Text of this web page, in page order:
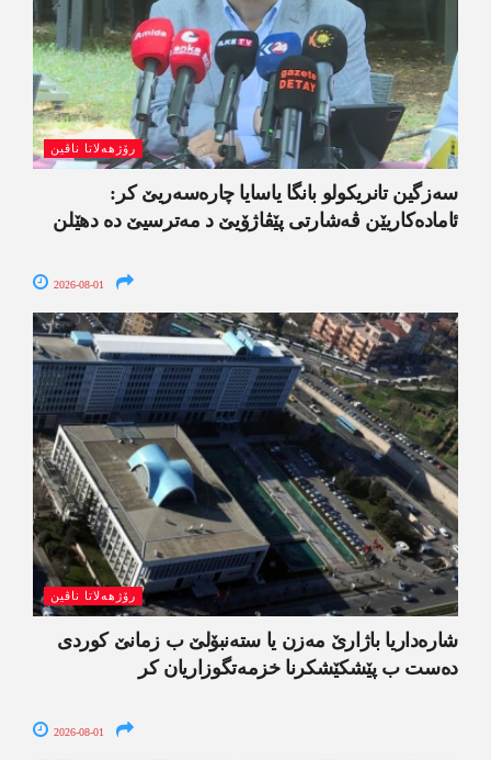
رۆژھەلاتا ناڤین
سەزگین تانریکولو بانگا یاسایا چارەسەریێ کر:
ئامادەکاریێن ڤەشارتی پێڤاژۆیێ د مەترسیێ دە دھێلن
2026-08-01
رۆژھەلاتا ناڤین
شارەداریا باژارێ مەزن یا ستەنبۆلێ ب زمانێ کوردی
دەست ب پێشکێشکرنا خزمەتگوزاریان کر
2026-08-01